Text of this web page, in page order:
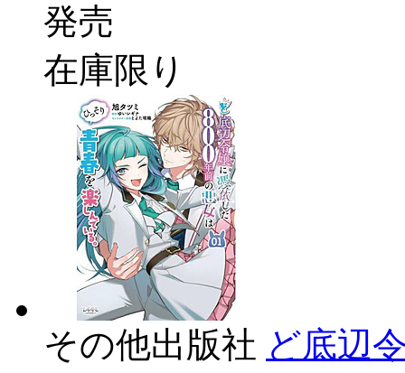
発売
在庫限り
その他出版社 ど底辺